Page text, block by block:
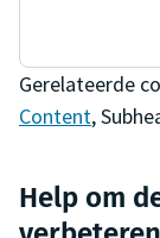
Gerelateerde
Content,
Help om